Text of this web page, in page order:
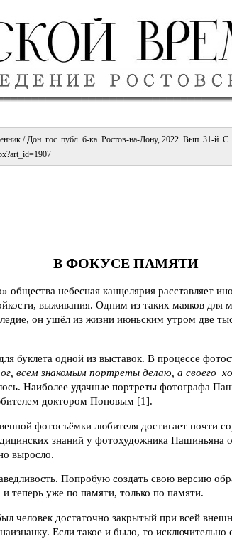
/ Дон. гос. публ. б-ка. Ростов-на-Дону, 2022. Вып. 31-й.
В ФОКУСЕ ПАМЯТИ
общества небесная канцелярия расставляет
выживания. Одним из таких маяков для
он ушёл из жизни июньским утром две
буклета одной из выставок. В процессе
всем знакомым портреты делаю, а своего
Наиболее удачные портреты фотографа
доктором Поповым [1].
фотосъёмки любителя достигает почти
знаний у фотохудожника Пашиньяна
выросло.
Попробую создать свою версию
теперь уже по памяти, только по памяти.
человек достаточно закрытый при всей
Если такое и было, то